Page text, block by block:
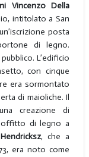
Vincenzo Della
intitolato a San
posta
di legno.
L’edificio
con cinque
era sormontato
di maioliche. Il
creazione di
di legno a
, che a
era noto come